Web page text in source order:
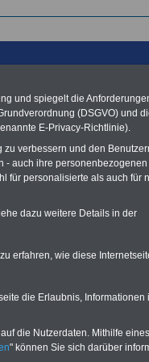
100
nach denOrtsnamen
>>>weiter
und spiegelt die
(DSGVO) und
E-Privacy-Richtlinie).
verbessern und den
- auch ihre
für personalisierte als auch für
dazu weitere Details in der
erfahren, wie diese
die Erlaubnis, Informationen
die Nutzerdaten. Mithilfe
" können Sie sich darüber